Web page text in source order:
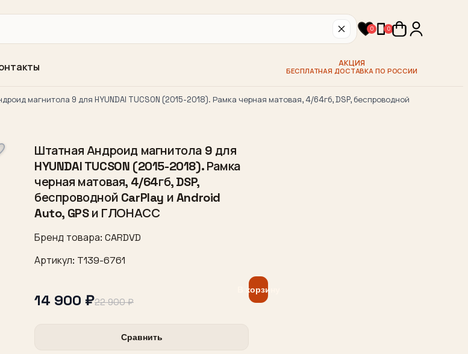
0 0
АКЦИЯ
БЕСПЛАТНАЯ ДОСТАВКА ПО РОССИИ
магнитола 9 для HYUNDAI TUCSON (2015-2018). Рамка черная матовая, 4/64гб, DSP, беспроводной
Штатная Андроид магнитола 9 для
HYUNDAI TUCSON (2015-2018). Рамка
черная матовая, 4/64гб, DSP,
беспроводной CarPlay и Android
Auto, GPS и ГЛОНАСС
Бренд товара: CARDVD
Артикул: T139-6761
14 900 ₽22 900 ₽
В корзину
Сравнить